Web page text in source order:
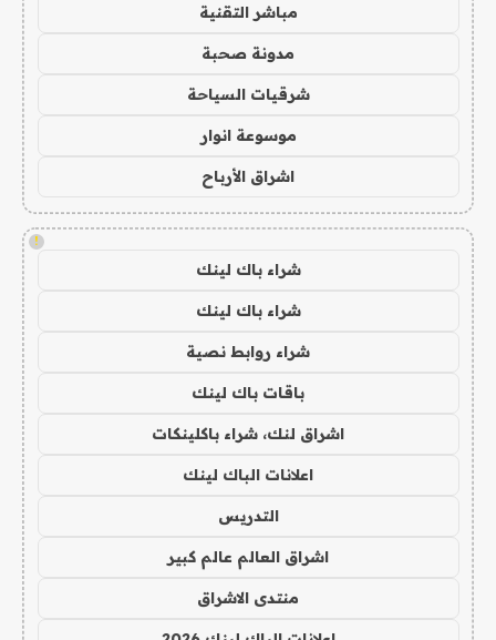
مباشر التقنية
مدونة صحبة
شرقيات السياحة
موسوعة انوار
اشراق الأرباح
!
شراء باك لينك
شراء باك لينك
شراء روابط نصية
باقات باك لينك
اشراق لنك، شراء باكلينكات
اعلانات الباك لينك
التدريس
اشراق العالم عالم كبير
منتدى الاشراق